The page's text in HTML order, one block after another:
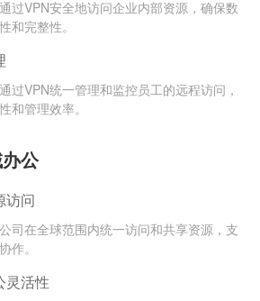
过VPN安全地访问企业内部资源，确保数
和完整性。
过VPN统一管理和监控员工的远程访问，
和管理效率。
公
访问
司在全球范围内统一访问和共享资源，支
作。
灵活性